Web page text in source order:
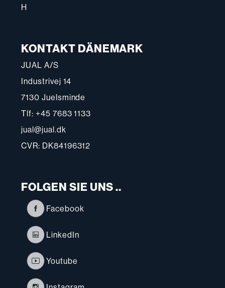
H
KONTAKT DÄNEMARK
JUAL A/S
Industrivej 14
7130 Juelsminde
Tlf: +45 7683 1133
jual@jual.dk
CVR: DK84196312
FOLGEN SIE UNS ..
Facebook
LinkedIn
Youtube